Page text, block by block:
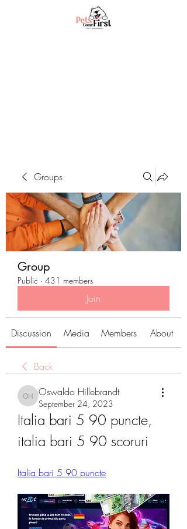
Groups
Group
Public · 431 members
Join
Discussion Media Members About
Back
Oswaldo Hillebrandt
Oswaldo Hillebrandt
September 24, 2023
Italia bari 5 90 puncte,
italia bari 5 90 scoruri
Italia bari 5 90 puncte